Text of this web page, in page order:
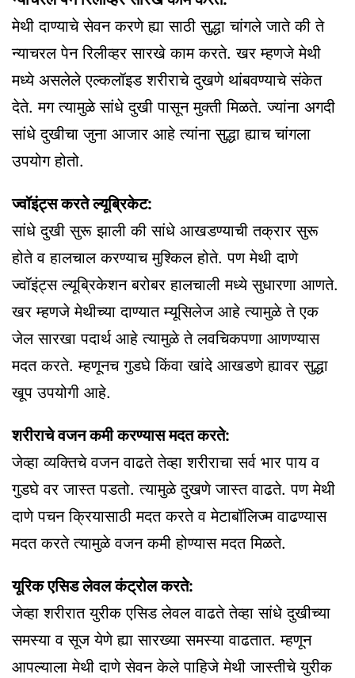
मेथी दाण्याचे सेवन करणे ह्या साठी सुद्धा चांगले जाते की ते
न्याचरल पेन रिलीव्हर सारखे काम करते. खर म्हणजे मेथी
मध्ये असलेले एल्कलॉइड शरीराचे दुखणे थांबवण्याचे संकेत
देते. मग त्यामुळे सांधे दुखी पासून मुक्ती मिळते. ज्यांना अगदी
सांधे दुखीचा जुना आजार आहे त्यांना सुद्धा ह्याच चांगला
उपयोग होतो.
ज्वॉइंट्स करते ल्यूब्रिकेट:
सांधे दुखी सुरू झाली की सांधे आखडण्याची तक्रार सुरू
होते व हालचाल करण्याच मुश्किल होते. पण मेथी दाणे
ज्वॉइंट्स ल्यूब्रिकेशन बरोबर हालचाली मध्ये सुधारणा आणते.
खर म्हणजे मेथीच्या दाण्यात म्यूसिलेज आहे त्यामुळे ते एक
जेल सारखा पदार्थ आहे त्यामुळे ते लवचिकपणा आणण्यास
मदत करते. म्हणूनच गुडघे किंवा खांदे आखडणे ह्यावर सुद्धा
खूप उपयोगी आहे.
शरीराचे वजन कमी करण्यास मदत करते:
जेव्हा व्यक्तिचे वजन वाढते तेव्हा शरीराचा सर्व भार पाय व
गुडघे वर जास्त पडतो. त्यामुळे दुखणे जास्त वाढते. पण मेथी
दाणे पचन क्रियासाठी मदत करते व मेटाबॉलिज्म वाढण्यास
मदत करते त्यामुळे वजन कमी होण्यास मदत मिळते.
यूरिक एसिड लेवल कंट्रोल करते:
जेव्हा शरीरात युरीक एसिड लेवल वाढते तेव्हा सांधे दुखीच्या
समस्या व सूज येणे ह्या सारख्या समस्या वाढतात. म्हणून
आपल्याला मेथी दाणे सेवन केले पाहिजे मेथी जास्तीचे युरीक